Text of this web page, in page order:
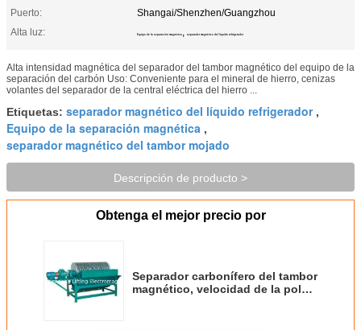
Puerto:
Shangai/Shenzhen/Guangzhou
Alta luz:
Equipo de la separación magnética , separador magnético del líquido refrigerador
Alta intensidad magnética del separador del tambor magnético del equipo de la
separación del carbón Uso: Conveniente para el mineral de hierro, cenizas
volantes del separador de la central eléctrica del hierro ...
Etiquetas: separador magnético del líquido refrigerador,
Equipo de la separación magnética ,
separador magnético del tambor mojado
Descripción de producto >
Obtenga el mejor precio por
Separador carbonífero del tambor
magnético, velocidad de la polea